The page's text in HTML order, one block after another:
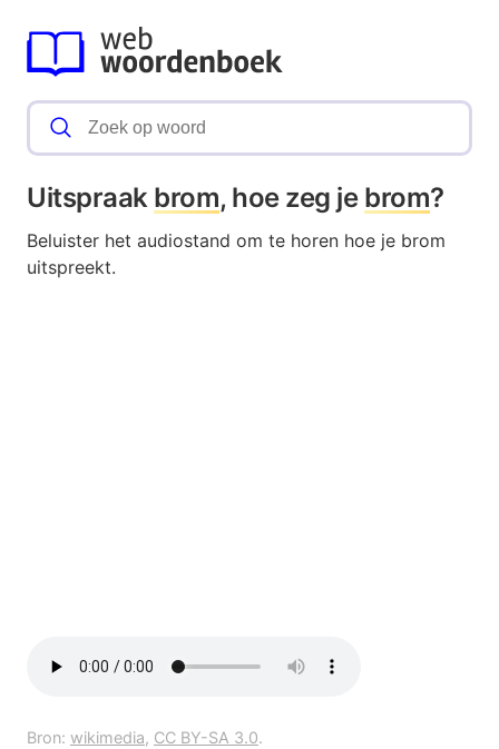
Uitspraak brom, hoe zeg je brom?
Beluister het audiostand om te horen hoe je brom
uitspreekt.
Bron: wikimedia, CC BY-SA 3.0.